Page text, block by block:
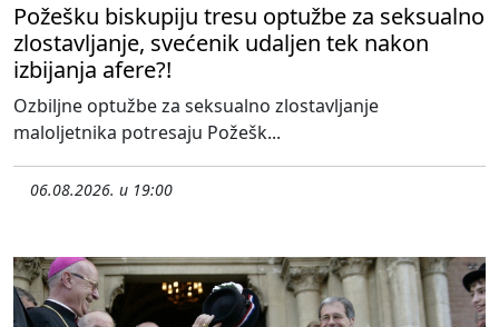
Požešku biskupiju tresu optužbe za seksualno
zlostavljanje, svećenik udaljen tek nakon
izbijanja afere?!
Ozbiljne optužbe za seksualno zlostavljanje
maloljetnika potresaju Požešk...
06.08.2026. u 19:00